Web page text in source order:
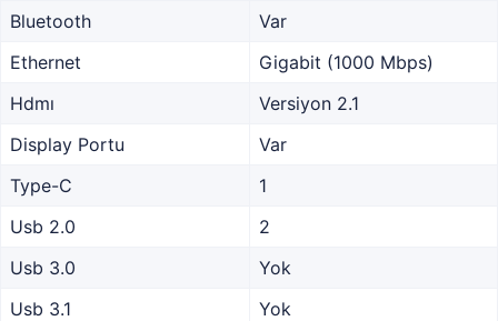
Bluetooth
Var
Ethernet
Gigabit (1000 Mbps)
Hdmı
Versiyon 2.1
Display Portu
Var
Type-C
1
Usb 2.0
2
Usb 3.0
Yok
Usb 3.1
Yok